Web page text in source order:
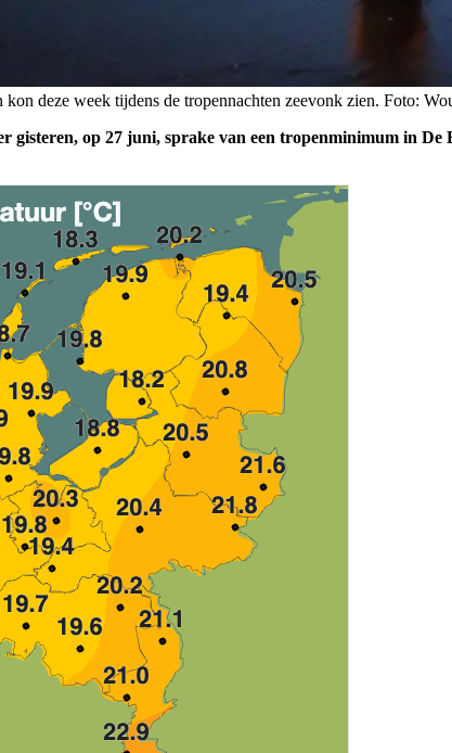
deze week tijdens de tropennachten zeevonk zien. Foto:
gisteren, op 27 juni, sprake van een tropenminimum in